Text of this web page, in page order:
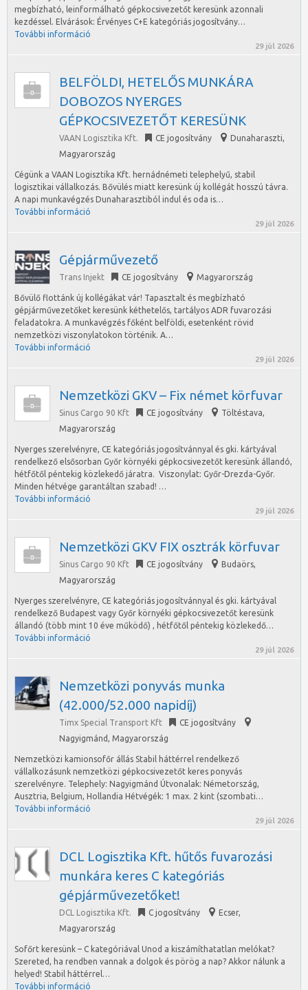
megbízható, leinformálható gépkocsivezetőt keresünk azonnali
kezdéssel. Elvárások: Érvényes C+E kategóriás jogosítvány…
További információ
29 júl 2026
BELFÖLDI, HETELŐS MUNKÁRA
DOBOZOS NYERGES
GÉPKOCSIVEZETŐT KERESÜNK
VAAN Logisztika Kft. CE jogosítvány Dunaharaszti,
Magyarország
Cégünk a VAAN Logisztika Kft. hernádnémeti telephelyű, stabil
logisztikai vállalkozás. Bővülés miatt keresünk új kollégát hosszú távra.
A napi munkavégzés Dunaharasztiból indul és oda is…
További információ
29 júl 2026
Gépjárművezető
Trans Injekt CE jogosítvány Magyarország
Bővülő flottánk új kollégákat vár! Tapasztalt és megbízható
gépjárművezetőket keresünk kéthetelős, tartályos ADR fuvarozási
feladatokra. A munkavégzés főként belföldi, esetenként rövid
nemzetközi viszonylatokon történik. A…
További információ
29 júl 2026
Nemzetközi GKV – Fix német körfuvar
Sinus Cargo 90 Kft CE jogosítvány Töltéstava,
Magyarország
Nyerges szerelvényre, CE kategóriás jogosítvánnyal és gki. kártyával
rendelkező elsősorban Győr környéki gépkocsivezetőt keresünk állandó,
hétfőtől péntekig közlekedő járatra. Viszonylat: Győr-Drezda-Győr.
Minden hétvége garantáltan szabad! …
További információ
29 júl 2026
Nemzetközi GKV FIX osztrák körfuvar
Sinus Cargo 90 Kft CE jogosítvány Budaörs,
Magyarország
Nyerges szerelvényre, CE kategóriás jogosítvánnyal és gki. kártyával
rendelkező Budapest vagy Győr környéki gépkocsivezetőt keresünk
állandó (több mint 10 éve működő) , hétfőtől péntekig közlekedő…
További információ
29 júl 2026
Nemzetközi ponyvás munka
(42.000/52.000 napidíj)
Timx Special Transport Kft
CE jogosítvány
Nagyigmánd, Magyarország
Nemzetközi kamionsofőr állás Stabil háttérrel rendelkező
vállalkozásunk nemzetközi gépkocsivezetőt keres ponyvás
szerelvényre. Telephely: Nagyigmánd Útvonalak: Németország,
Ausztria, Belgium, Hollandia Hétvégék: 1 max. 2 kint (szombati…
További információ
29 júl 2026
DCL Logisztika Kft. hűtős fuvarozási
munkára keres C kategóriás
gépjárművezetőket!
DCL Logisztika Kft. C jogosítvány Ecser,
Magyarország
Sofőrt keresünk – C kategóriával Unod a kiszámíthatatlan melókat?
Szereted, ha rendben vannak a dolgok és pörög a nap? Akkor nálunk a
helyed! Stabil háttérrel…
További információ